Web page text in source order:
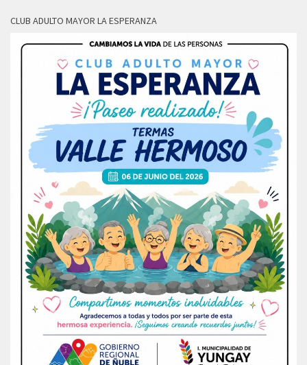
CLUB ADULTO MAYOR LA ESPERANZA